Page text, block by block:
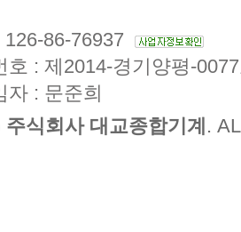
86-76937
호 : 제2014-경기양평-
자 : 문준희
주식회사 대교종합기계 .